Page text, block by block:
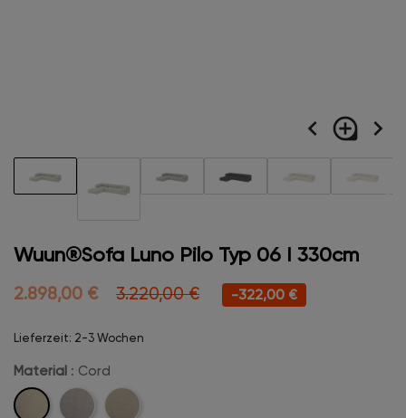
navigate_before loupe navigate_next
Wuun®Sofa Luno Pilo Typ 06 I 330cm
2.898,00 € 3.220,00 € -322,00 €
Lieferzeit: 2-3 Wochen
Material : Cord
Cord Velvet Boucle